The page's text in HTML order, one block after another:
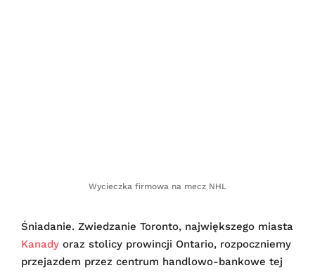
Wycieczka firmowa na mecz NHL
Śniadanie. Zwiedzanie Toronto, największego miasta
Kanady oraz stolicy prowincji Ontario, rozpoczniemy
przejazdem przez centrum handlowo-bankowe tej